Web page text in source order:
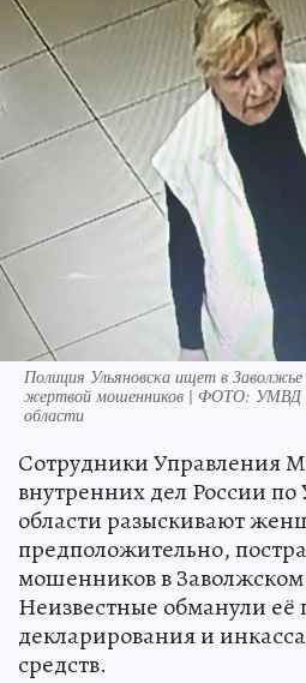
Полиция Ульяновска ищет в
жертвой мошенников | ФОТО: УМВД
области
Сотрудники Управления
внутренних дел России по
области разыскивают
предположительно,
мошенников в
Неизвестные обманули её
декларирования и
средств.